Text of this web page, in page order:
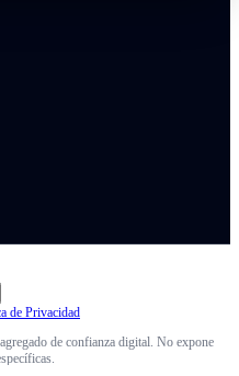
de Privacidad
de confianza digital. No expone